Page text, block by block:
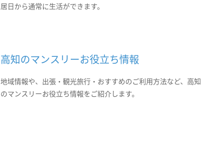
居日から通常に生活ができます。
高知のマンスリーお役立ち情報
地域情報や、出張・観光旅行・おすすめのご利用方法など、高知
のマンスリーお役立ち情報をご紹介します。